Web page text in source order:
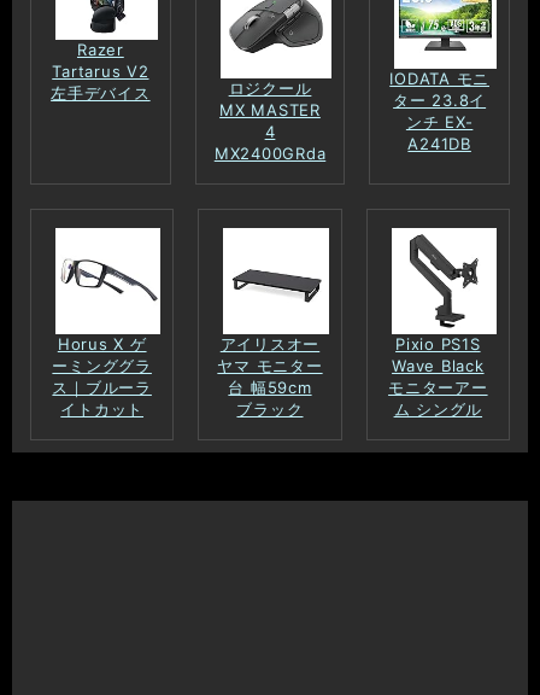
Razer
Tartarus V2
左手デバイス
ロジクール
MX MASTER
4
MX2400GRda
IODATA モニ
ター 23.8イ
ンチ EX-
A241DB
Horus X ゲ
ーミンググラ
ス｜ブルーラ
イトカット
アイリスオー
ヤマ モニター
台 幅59cm
ブラック
Pixio PS1S
Wave Black
モニターアー
ム シングル